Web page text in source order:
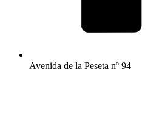
Avenida de la Peseta nº 94